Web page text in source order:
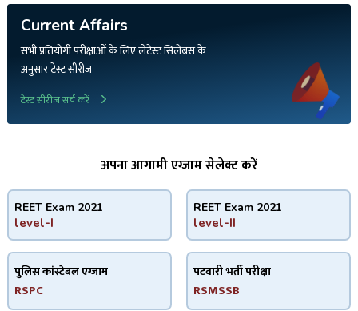
Current Affairs
सभी प्रतियोगी परीक्षाओं के लिए लेटेस्ट सिलेबस के
अनुसार टेस्ट सीरीज
टेस्ट सीरीज सर्च करें
अपना आगामी एग्जाम सेलेक्ट करें
REET Exam 2021
level-I
REET Exam 2021
level-II
पुलिस कांस्टेबल एग्जाम
RSPC
पटवारी भर्ती परीक्षा
RSMSSB